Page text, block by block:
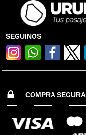
SEGUINOS
COMPRA SEGURA